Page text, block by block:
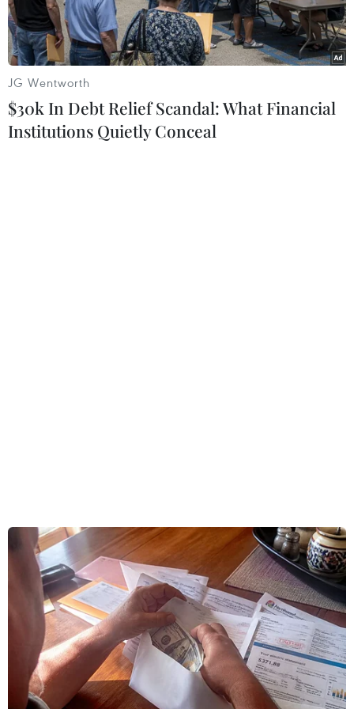
cơ sở bình đẳng cao nhất.
Ngoài ra, ông Yasay cũng cho biết chính phủ của
Tổng thống Rodrigo Duterte đang nỗ lực hết sức
để giải quyết các cáo buộc về vi phạm nhân
quyền, vốn là mối lo ngại chính của Mỹ.
Tuy nhiên, nhà ngoại giao hàng đầu của
Philippines cũng cho rằng nếu Washington rốt
JG Wentworth
$30k In Debt Relief Scandal: What Financial
Institutions Quietly Conceal